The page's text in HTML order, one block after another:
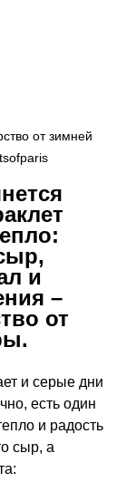
от зимней
и
–
от
и серые дни
есть один
и радость
сыр, а